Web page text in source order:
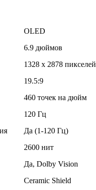
OLED
6.9 дюймов
1328 x 2878 пикселей
19.5:9
460 точек на дюйм
120 Гц
Да (1-120 Гц)
2600 нит
Да, Dolby Vision
Ceramic Shield